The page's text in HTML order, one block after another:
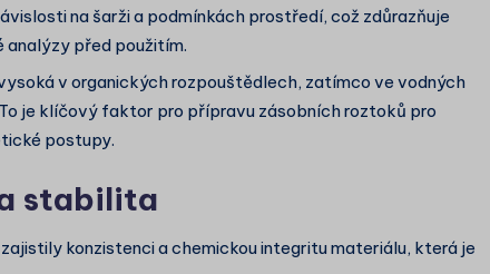
na šarži a podmínkách prostředí, což zdůrazňuje
před použitím.
v organických rozpouštědlech, zatímco ve vodných
je klíčový faktor pro přípravu zásobních roztoků pro
postupy.
stabilita
konzistenci a chemickou integritu materiálu, která je